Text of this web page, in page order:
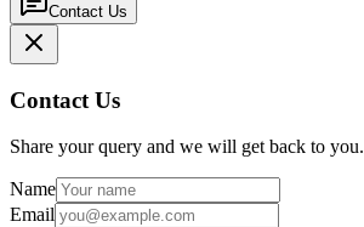
Contact Us
Contact Us
Share your query and we will get back to you.
Name
Email